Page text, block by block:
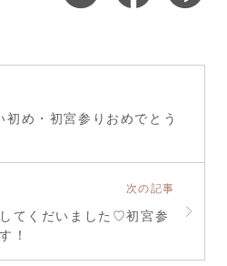
初め・初宮参りおめでとう
次の記事
てくだいました♡初宮参
！